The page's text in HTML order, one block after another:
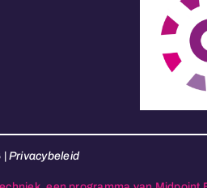
Privacybeleid